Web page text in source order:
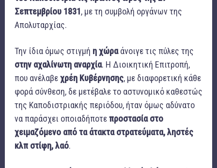
Σεπτεμβρίου 1831, με τη συμβολή οργάνων της
Απολυταρχίας.
Την ίδια όμως στιγμή η χώραάνοιγε τις πύλες της
στην αχαλίνωτη αναρχία. Η Διοικητική Επιτροπή,
που ανέλαβεχρέη Κυβέρνησης, με διαφορετική κάθε
φορά σύνθεση, δε μετέβαλε το αστυνομικό καθεστώς
της Καποδιστριακής περιόδου, ήταν όμως αδύνατο
να παράσχει οποιαδήποτεπροστασία στο
χειμαζόμενο από τα άτακτα στρατεύματα, ληστές
κλπ στίφη, λαό.